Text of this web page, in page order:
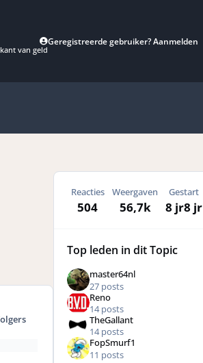
van geld
Geregistreerde gebruiker? Aanmelden
Reacties
504
Weergaven
56,7k
Gestart
8 jr8 jr
Top leden in dit Topic
master64nl
27 posts
Reno
14 posts
TheGallant
14 posts
FopSmurf1
11 posts